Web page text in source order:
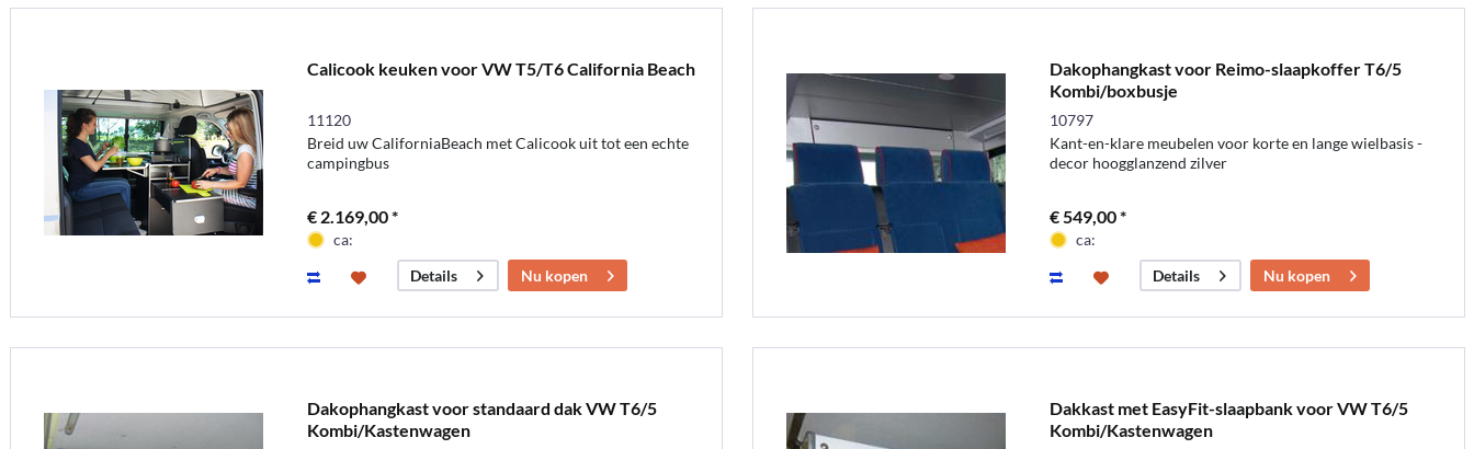
Calicook keuken voor VW T5/T6 California Beach
11120
Breid uw CaliforniaBeach met Calicook uit tot een echte
campingbus
€ 2.169,00 *
ca:
Details
Nu kopen
Dakophangkast voor Reimo-slaapkoffer T6/5
Kombi/boxbusje
10797
Kant-en-klare meubelen voor korte en lange wielbasis -
decor hoogglanzend zilver
€ 549,00 *
ca:
Details
Nu kopen
Dakophangkast voor standaard dak VW T6/5
Kombi/Kastenwagen
Dakkast met EasyFit-slaapbank voor VW T6/5
Kombi/Kastenwagen